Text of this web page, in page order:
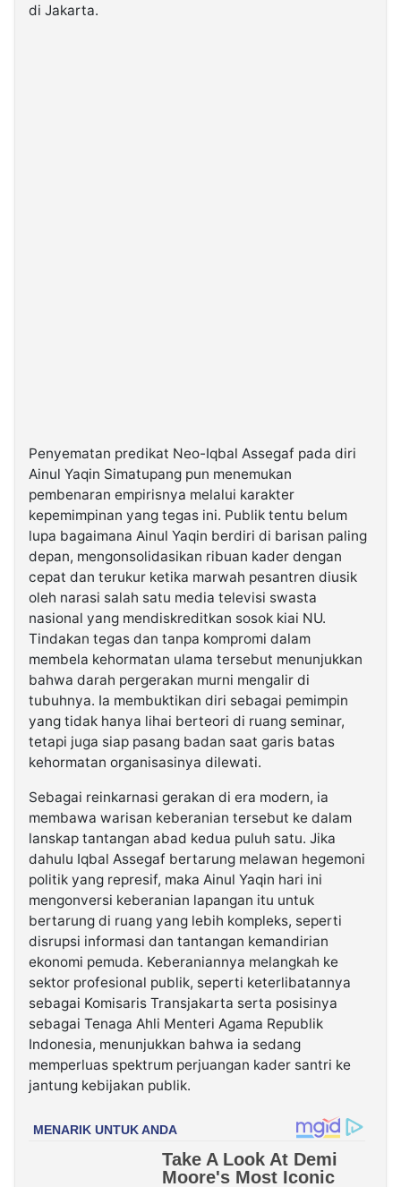
di Jakarta.
Penyematan predikat Neo-Iqbal Assegaf pada diri
Ainul Yaqin Simatupang pun menemukan
pembenaran empirisnya melalui karakter
kepemimpinan yang tegas ini. Publik tentu belum
lupa bagaimana Ainul Yaqin berdiri di barisan paling
depan, mengonsolidasikan ribuan kader dengan
cepat dan terukur ketika marwah pesantren diusik
oleh narasi salah satu media televisi swasta
nasional yang mendiskreditkan sosok kiai NU.
Tindakan tegas dan tanpa kompromi dalam
membela kehormatan ulama tersebut menunjukkan
bahwa darah pergerakan murni mengalir di
tubuhnya. Ia membuktikan diri sebagai pemimpin
yang tidak hanya lihai berteori di ruang seminar,
tetapi juga siap pasang badan saat garis batas
kehormatan organisasinya dilewati.
Sebagai reinkarnasi gerakan di era modern, ia
membawa warisan keberanian tersebut ke dalam
lanskap tantangan abad kedua puluh satu. Jika
dahulu Iqbal Assegaf bertarung melawan hegemoni
politik yang represif, maka Ainul Yaqin hari ini
mengonversi keberanian lapangan itu untuk
bertarung di ruang yang lebih kompleks, seperti
disrupsi informasi dan tantangan kemandirian
ekonomi pemuda. Keberaniannya melangkah ke
sektor profesional publik, seperti keterlibatannya
sebagai Komisaris Transjakarta serta posisinya
sebagai Tenaga Ahli Menteri Agama Republik
Indonesia, menunjukkan bahwa ia sedang
memperluas spektrum perjuangan kader santri ke
jantung kebijakan publik.